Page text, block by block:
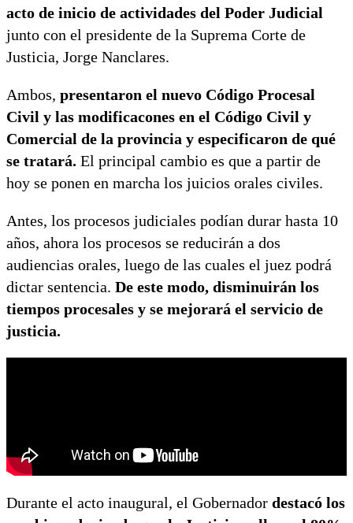
acto de inicio de actividades del Poder Judicial
junto con el presidente de la Suprema Corte de
Justicia, Jorge Nanclares.
Ambos, presentaron el nuevo Código Procesal
Civil y las modificacones en el Código Civil y
Comercial de la provincia y especificaron de qué
se tratará. El principal cambio es que a partir de
hoy se ponen en marcha los juicios orales civiles.
Antes, los procesos judiciales podían durar hasta 10
años, ahora los procesos se reducirán a dos
audiencias orales, luego de las cuales el juez podrá
dictar sentencia. De este modo, disminuirán los
tiempos procesales y se mejorará el servicio de
justicia.
Durante el acto inaugural, el Gobernador destacó los